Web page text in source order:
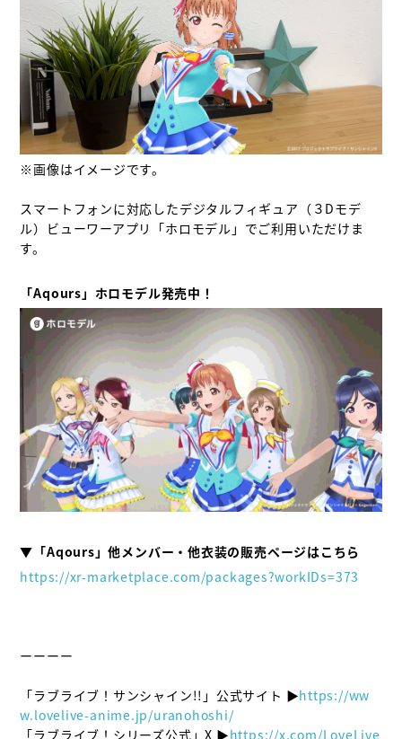
※画像はイメージです。
スマートフォンに対応したデジタルフィギュア（３Dモデ
ル）ビューワーアプリ「ホロモデル」でご利用いただけま
す。
「Aqours」ホロモデル発売中！
https://xr-marketplace.com/packages?workIDs=373
ーーーー
「ラブライブ！サンシャイン!!」公式サイト ▶https://ww
w.lovelive-anime.jp/uranohoshi/
「ラブライブ！シリーズ公式」X ▶https://x.com/LoveLive